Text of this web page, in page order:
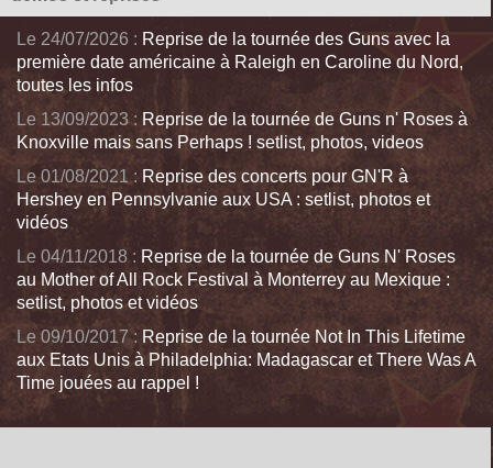
Le 24/07/2026 : Reprise de la tournée des Guns avec la
première date américaine à Raleigh en Caroline du Nord,
toutes les infos
Le 13/09/2023 : Reprise de la tournée de Guns n' Roses à
Knoxville mais sans Perhaps ! setlist, photos, videos
Le 01/08/2021 : Reprise des concerts pour GN'R à
Hershey en Pennsylvanie aux USA : setlist, photos et
vidéos
Le 04/11/2018 : Reprise de la tournée de Guns N' Roses
au Mother of All Rock Festival à Monterrey au Mexique :
setlist, photos et vidéos
Le 09/10/2017 : Reprise de la tournée Not In This Lifetime
aux Etats Unis à Philadelphia: Madagascar et There Was A
Time jouées au rappel !